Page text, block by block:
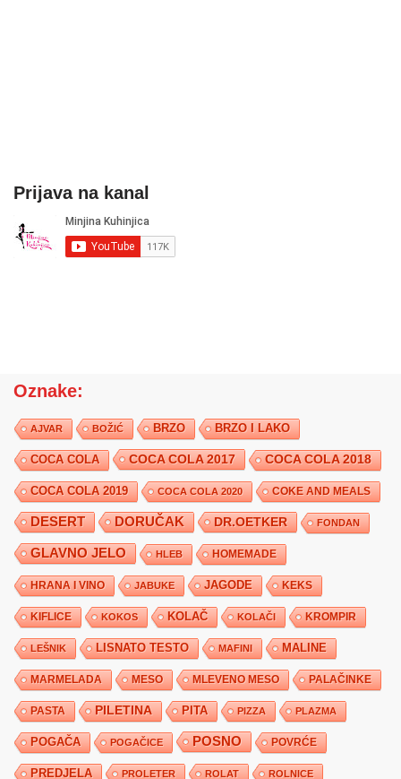
Prijava na kanal
Oznake:
AJVAR BOŽIĆ BRZO BRZO I LAKO
COCA COLA COCA COLA 2017 COCA COLA 2018
COCA COLA 2019 COCA COLA 2020 COKE AND MEALS
DESERT DORUČAK DR.OETKER FONDAN
GLAVNO JELO HLEB HOMEMADE
HRANA I VINO JABUKE JAGODE KEKS
KIFLICE KOKOS KOLAČ KOLAČI KROMPIR
LEŠNIK LISNATO TESTO MAFINI MALINE
MARMELADA MESO MLEVENO MESO PALAČINKE
PASTA PILETINA PITA PIZZA PLAZMA
POGAČA POGAČICE POSNO POVRĆE
PREDJELA PROLETER ROLAT ROLNICE